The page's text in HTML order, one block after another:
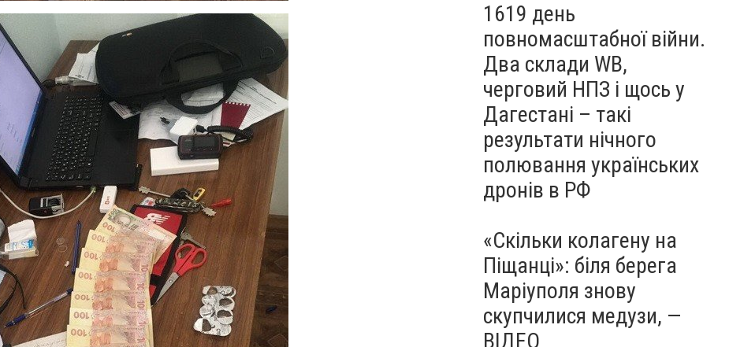
1619 день
повномасштабної війни.
Два склади WB,
черговий НПЗ і щось у
Дагестані – такі
результати нічного
полювання українських
дронів в РФ
«Скільки колагену на
Піщанці»: біля берега
Маріуполя знову
скупчилися медузи, —
ВІДЕО